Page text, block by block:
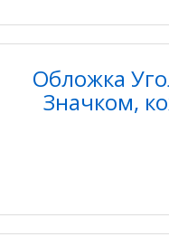
Обложка
Значком,